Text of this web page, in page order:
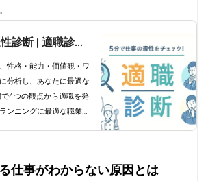
での判断リスク
診断 | 適職診断
業提案
性格・能力・価値観・ワ
分析し、あなたに最適な
4つの観点から適職を発
ンニングに最適な職業診
仕事がわからない原因とは